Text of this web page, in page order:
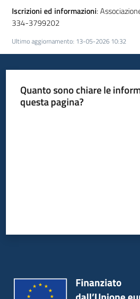
Iscrizioni ed informazioni:
334-3799202
Ultimo aggiornamento: 13-05-2026 10:32
Quanto sono chiare le
questa pagina?